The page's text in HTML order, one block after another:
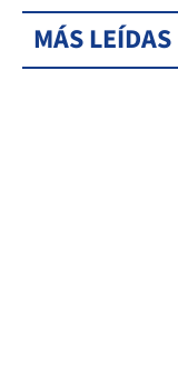
MÁS LEÍDAS